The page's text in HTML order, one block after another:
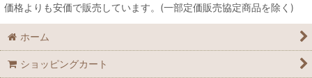
価格よりも安価で販売しています。(一部定価販売協定商品を除く)
ホーム
ショッピングカート